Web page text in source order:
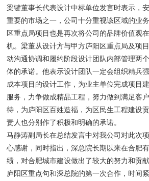
梁键董事长代表设计中标单位发言时表示，
重要的市场之一，公司十分重视该区域的业
区重点局项目也是再次将公司的品牌价值观
机。梁董从设计方与甲方庐阳区重点局及项
动沟通协调和履约阶段设计团队内部管理两
体的承诺。他表示设计团队一定会组织精兵
成本项目的设计工作，为业主单位完成项目
服务，力争做成精品工程，努力做到满足客
待，为庐阳区百姓造福，为区民生工程建设
责人也分别作了积极和明确的承诺。
马静涛副局长在总结发言中对我公司对此次
心感谢，同时指出，深总院长期以来在合肥
绩，对合肥城市建设做出了较大的努力和贡
庐阳区重点句和深总院的第一次合作，时间